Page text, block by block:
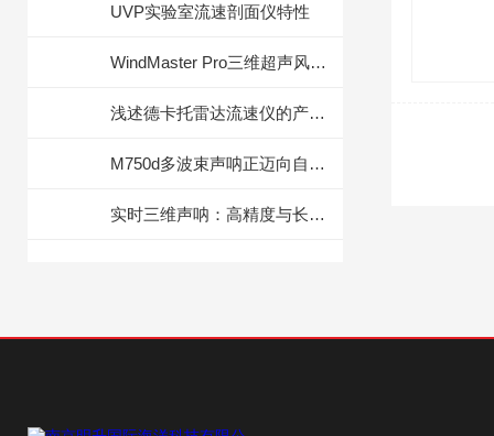
UVP实验室流速剖面仪特性
WindMaster Pro三维超声风速风向传感器主要技术参数
浅述德卡托雷达流速仪的产品特点
M750d多波束声呐正迈向自动化与智能化
实时三维声呐：高精度与长寿命的维护策略